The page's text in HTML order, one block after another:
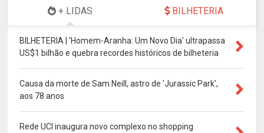
+ LIDAS BILHETERIA
BILHETERIA | 'Homem-Aranha: Um Novo Dia' ultrapassa
US$1 bilhão e quebra recordes históricos de bilheteria
Causa da morte de Sam Neill, astro de 'Jurassic Park',
aos 78 anos
Rede UCI inaugura novo complexo no shopping